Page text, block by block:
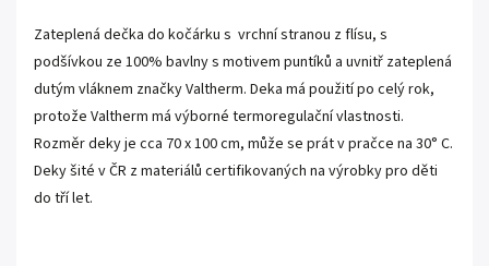
Zateplená dečka do kočárku s vrchní stranou z flísu, s
podšívkou ze 100% bavlny s motivem puntíků a uvnitř zateplená
dutým vláknem značky Valtherm. Deka má použití po celý rok,
protože Valtherm má výborné termoregulační vlastnosti.
Rozměr deky je cca 70 x 100 cm, může se prát v pračce na 30° C.
Deky šité v ČR z materiálů certifikovaných na výrobky pro děti
do tří let.